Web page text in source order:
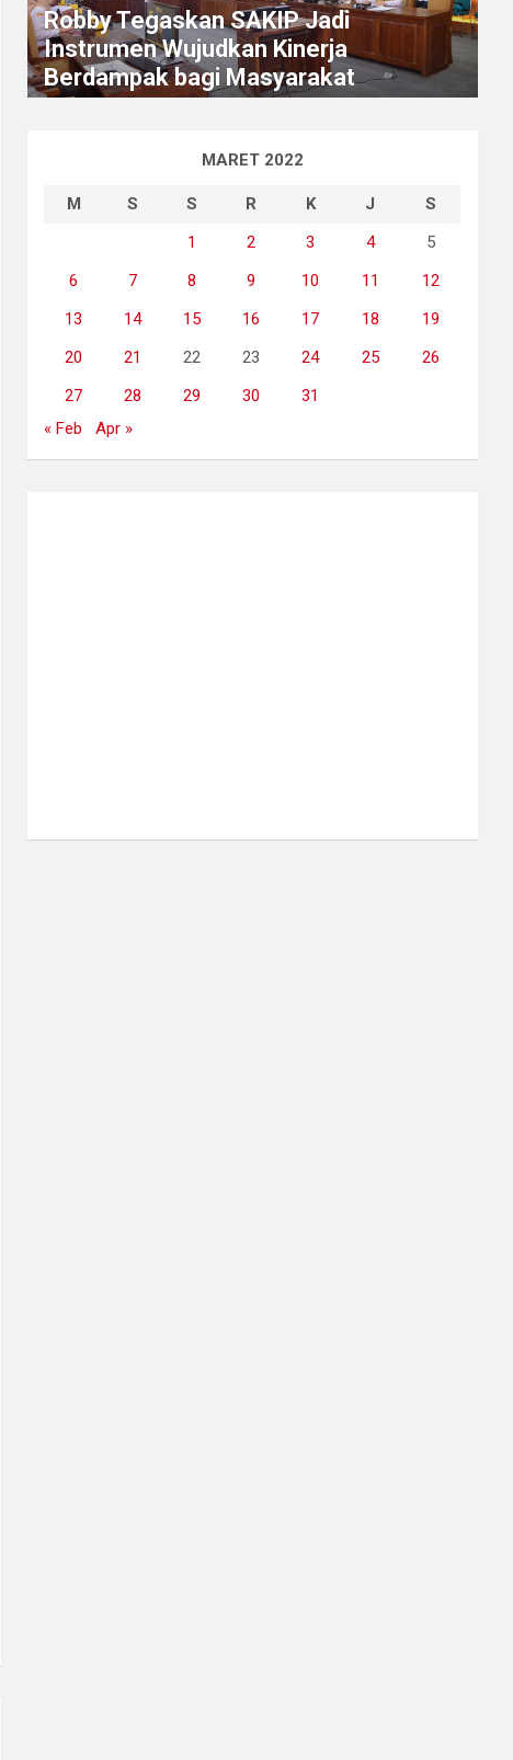
Robby Tegaskan SAKIP Jadi
Instrumen Wujudkan Kinerja
Berdampak bagi Masyarakat
MARET 2022
M S S R K J
S
1
2 3 4
5
6
7 8 9 10 11
12
13
14 15 16 17 18
19
20
21 22 23 24 25
26
27
28 29 30
31
« Feb
Apr »